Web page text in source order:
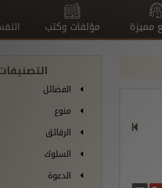
مميزة مؤلفات وكتب
الفضائل
منوع
الرقائق
السلوك
الدعوة